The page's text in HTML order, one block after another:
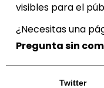
visibles para el
¿Necesitas una
Pregunta sin
Twitter